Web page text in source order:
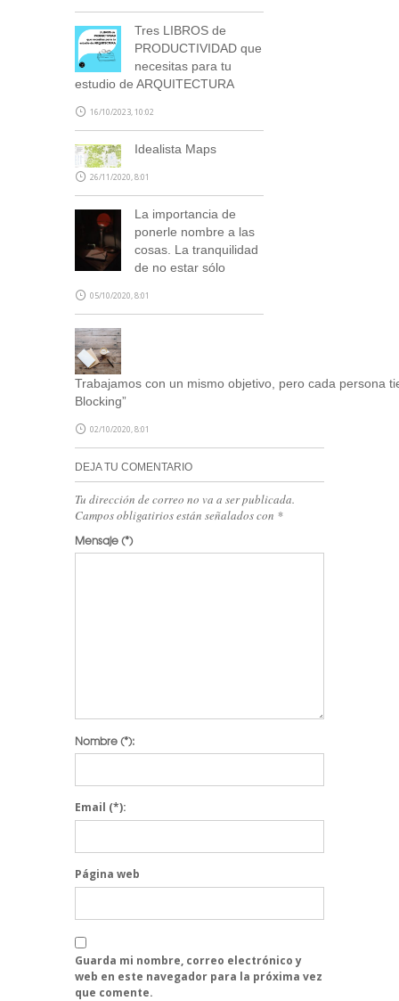
Tres LIBROS de
PRODUCTIVIDAD que
necesitas para tu
estudio de ARQUITECTURA
16/10/2023, 10:02
Idealista Maps
26/11/2020, 8:01
La importancia de
ponerle nombre a las
cosas. La tranquilidad
de no estar sólo
05/10/2020, 8:01
Trabajamos con un mismo objetivo, pero cada persona
Blocking”
02/10/2020, 8:01
DEJA TU COMENTARIO
Tu dirección de correo no va a ser publicada.
Campos obligatirios están señalados con *
Mensaje(*)
Nombre(*):
Email (*):
Página web
Guarda mi nombre, correo electrónico y
web en este navegador para la próxima vez
que comente.